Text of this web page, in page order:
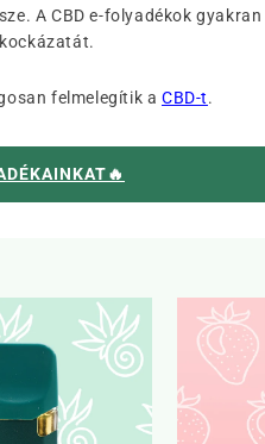
A CBD e-folyadékok
felmelegítik a CBD-t.